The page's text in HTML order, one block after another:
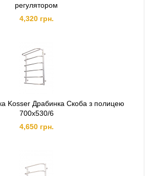
регулятором
4,320 грн.
Kosser Драбинка Скоба з полицею
700х530/6
4,650 грн.